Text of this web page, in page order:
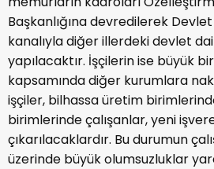
Başkanlığına devredilerek
kanalıyla diğer illerdeki devlet
yapılacaktır. İşçilerin ise büyük
kapsamında diğer kurumlara
işçiler, bilhassa üretim
birimlerinde çalışanlar, yeni
çıkarılacaklardır. Bu durumun
üzerinde büyük olumsuzluklar